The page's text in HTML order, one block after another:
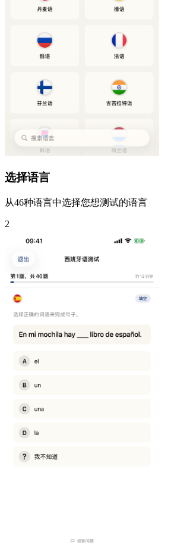
选择语言
从46种语言中选择您想测试的语言
2